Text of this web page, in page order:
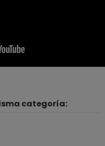
categoría: